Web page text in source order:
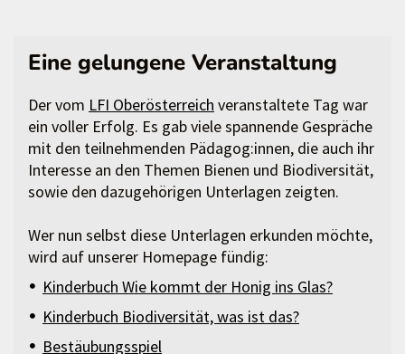
Eine gelungene Veranstaltung
Der vom LFI Oberösterreich veranstaltete Tag war
ein voller Erfolg. Es gab viele spannende Gespräche
mit den teilnehmenden Pädagog:innen, die auch ihr
Interesse an den Themen Bienen und Biodiversität,
sowie den dazugehörigen Unterlagen zeigten.
Wer nun selbst diese Unterlagen erkunden möchte,
wird auf unserer Homepage fündig:
Kinderbuch Wie kommt der Honig ins Glas?
Kinderbuch Biodiversität, was ist das?
Bestäubungsspiel